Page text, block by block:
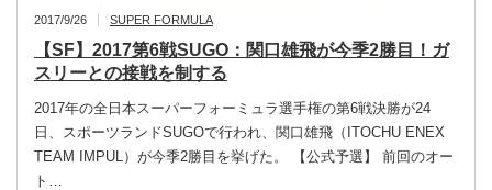
2017/9/26 SUPER FORMULA
【SF】2017第6戦SUGO：関口雄飛が今季2勝目！ガ
スリーとの接戦を制する
2017年の全日本スーパーフォーミュラ選手権の第6戦決勝が24
日、スポーツランドSUGOで行われ、関口雄飛（ITOCHU ENEX
TEAM IMPUL）が今季2勝目を挙げた。 【公式予選】 前回のオー
ト…